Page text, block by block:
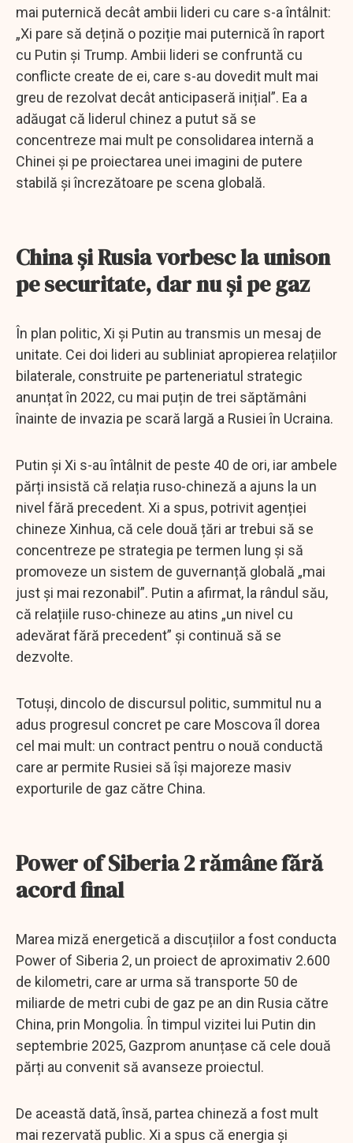
mai puternică decât ambii lideri cu care s-a întâlnit:
„Xi pare să dețină o poziție mai puternică în raport
cu Putin și Trump. Ambii lideri se confruntă cu
conflicte create de ei, care s-au dovedit mult mai
greu de rezolvat decât anticipaseră inițial”. Ea a
adăugat că liderul chinez a putut să se
concentreze mai mult pe consolidarea internă a
Chinei și pe proiectarea unei imagini de putere
stabilă și încrezătoare pe scena globală.
China și Rusia vorbesc la unison
pe securitate, dar nu și pe gaz
În plan politic, Xi și Putin au transmis un mesaj de
unitate. Cei doi lideri au subliniat apropierea relațiilor
bilaterale, construite pe parteneriatul strategic
anunțat în 2022, cu mai puțin de trei săptămâni
înainte de invazia pe scară largă a Rusiei în Ucraina.
Putin și Xi s-au întâlnit de peste 40 de ori, iar ambele
părți insistă că relația ruso-chineză a ajuns la un
nivel fără precedent. Xi a spus, potrivit agenției
chineze Xinhua, că cele două țări ar trebui să se
concentreze pe strategia pe termen lung și să
promoveze un sistem de guvernanță globală „mai
just și mai rezonabil”. Putin a afirmat, la rândul său,
că relațiile ruso-chineze au atins „un nivel cu
adevărat fără precedent” și continuă să se
dezvolte.
Totuși, dincolo de discursul politic, summitul nu a
adus progresul concret pe care Moscova îl dorea
cel mai mult: un contract pentru o nouă conductă
care ar permite Rusiei să își majoreze masiv
exporturile de gaz către China.
Power of Siberia 2 rămâne fără
acord final
Marea miză energetică a discuțiilor a fost conducta
Power of Siberia 2, un proiect de aproximativ 2.600
de kilometri, care ar urma să transporte 50 de
miliarde de metri cubi de gaz pe an din Rusia către
China, prin Mongolia. În timpul vizitei lui Putin din
septembrie 2025, Gazprom anunțase că cele două
părți au convenit să avanseze proiectul.
De această dată, însă, partea chineză a fost mult
mai rezervată public. Xi a spus că energia și